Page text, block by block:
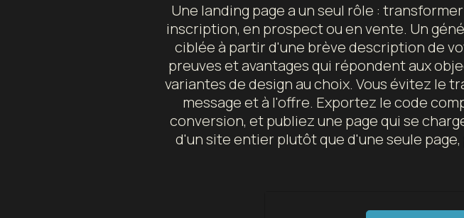
Une landing page a un seul rôle :
inscription, en prospect ou en vente. Un
ciblée à partir d'une brève description de
preuves et avantages qui répondent aux
variantes de design au choix. Vous évitez le
message et à l'offre. Exportez le code
conversion, et publiez une page qui se
d'un site entier plutôt que d'une seule